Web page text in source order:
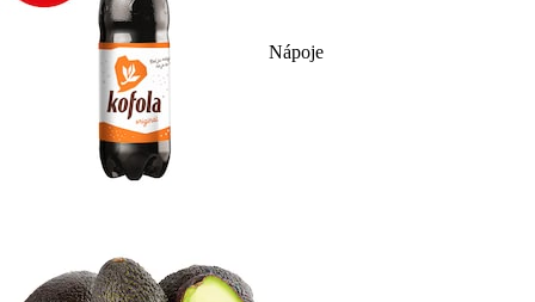
Nápoje